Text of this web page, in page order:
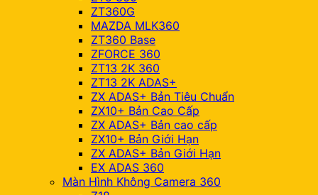
ZT360G
MAZDA MLK360
ZT360 Base
ZFORCE 360
ZT13 2K 360
ZT13 2K ADAS+
ZX ADAS+ Bản Tiêu Chuẩn
ZX10+ Bản Cao Cấp
ZX ADAS+ Bản cao cấp
ZX10+ Bản Giới Hạn
ZX ADAS+ Bản Giới Hạn
EX ADAS 360
Màn Hình Không Camera 360